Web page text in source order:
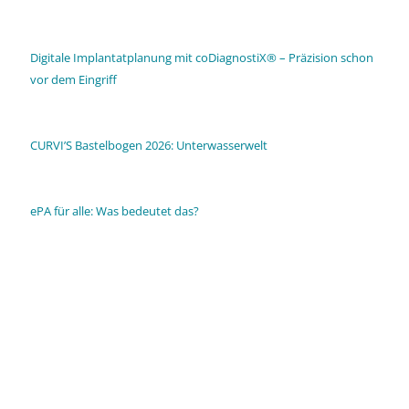
Digitale Implantatplanung mit coDiagnostiX® – Präzision schon
vor dem Eingriff
CURVI’S Bastelbogen 2026: Unterwasserwelt
ePA für alle: Was bedeutet das?